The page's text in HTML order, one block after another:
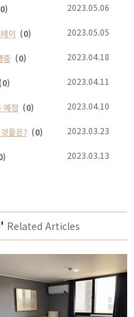
2023.05.06
이 (0) 2023.05.05
중 (0) 2023.04.18
(0) 2023.04.11
예정 (0) 2023.04.10
들은? (0) 2023.03.23
2023.03.13
' Related Articles